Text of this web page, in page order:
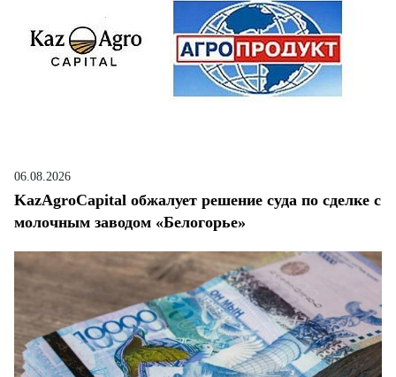
06.08.2026
KazAgroCapital обжалует решение суда по сделке с
молочным заводом «Белогорье»